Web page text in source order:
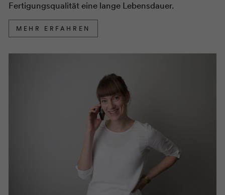
Fertigungsqualität eine lange Lebensdauer.
MEHR ERFAHREN